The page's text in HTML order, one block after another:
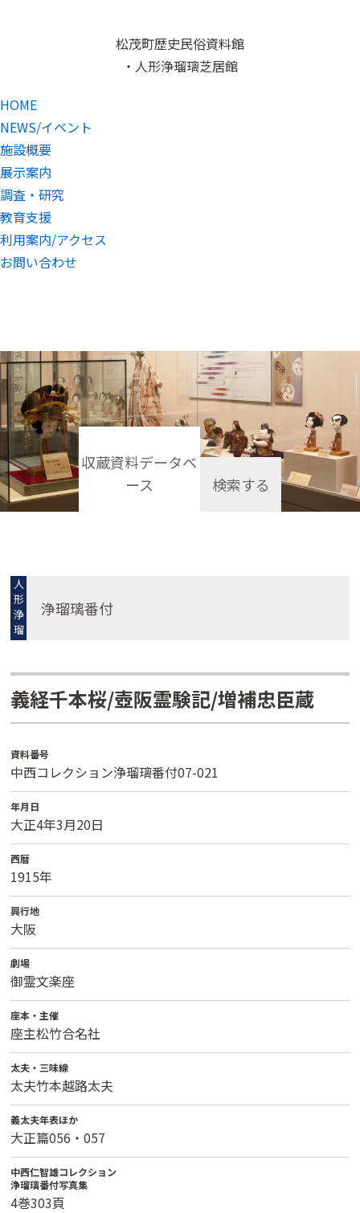
松茂町歴史民俗資料館
・人形浄瑠璃芝居館
HOME
NEWS/イベント
施設概要
展示案内
調査・研究
教育支援
利用案内/アクセス
お問い合わせ
収蔵資料データベ
ース
検索する
人
形
浄
瑠
璃
浄瑠璃番付
義経千本桜/壺阪霊験記/増補忠臣蔵
資料番号
中西コレクション浄瑠璃番付07-021
年月日
大正4年3月20日
西暦
1915年
興行地
大阪
劇場
御霊文楽座
座本・主催
座主松竹合名社
太夫・三味線
太夫竹本越路太夫
義太夫年表ほか
大正篇056・057
中西仁智雄コレクション
浄瑠璃番付写真集
4巻303頁